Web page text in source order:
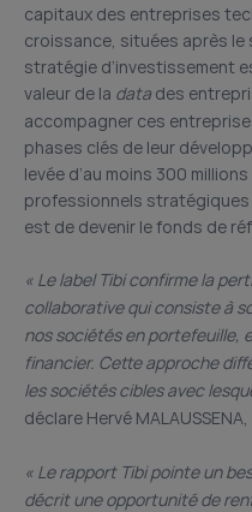
capitaux des entreprises
croissance, situées après le
stratégie d’investissement
valeur de la data des
accompagner ces
phases clés de leur
levée d’au moins 300
professionnels
est de devenir le fonds de
« Le label Tibi confirme la
collaborative qui consiste à
nos sociétés en portefeuille,
financier. Cette approche
les sociétés cibles avec
déclare Hervé
« Le rapport Tibi pointe un
décrit une opportunité de